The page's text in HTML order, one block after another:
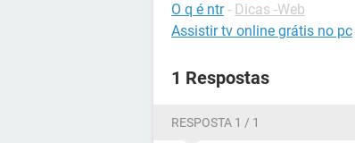
O q é ntr - Dicas -Web
Assistir tv online grátis no pc
1 Respostas
RESPOSTA 1 / 1